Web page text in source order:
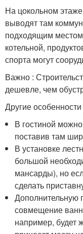
На цокольном
выводят там
подходящим местом
котельной,
спорта могут
Важно :
дешевле, чем
Другие
В гостиной
поставив там
В установке
большой
мансарды), но
сделать
Дополнительную
совмещение
например, будет